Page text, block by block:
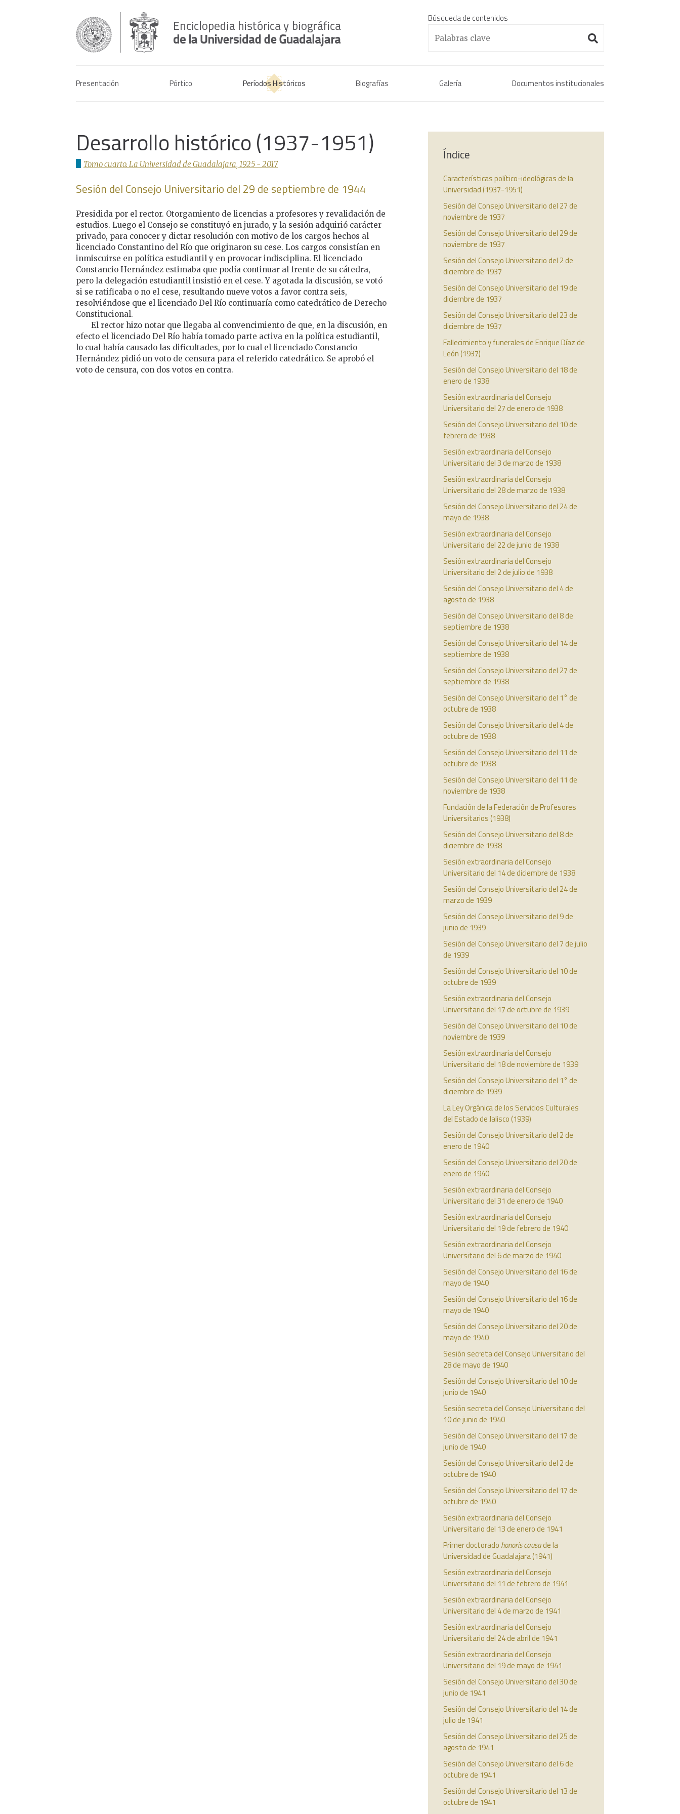
Búsqueda de contenidos
Presentación Pórtico Períodos Históricos Biografías Galería Documentos institucionales
Índice
Características político-ideológicas de la
Universidad (1937-1951)
Sesión del Consejo Universitario del 27 de
noviembre de 1937
Sesión del Consejo Universitario del 29 de
noviembre de 1937
Sesión del Consejo Universitario del 2 de
diciembre de 1937
Sesión del Consejo Universitario del 19 de
diciembre de 1937
Sesión del Consejo Universitario del 23 de
diciembre de 1937
Fallecimiento y funerales de Enrique Díaz de
León (1937)
Sesión del Consejo Universitario del 18 de
enero de 1938
Sesión extraordinaria del Consejo
Universitario del 27 de enero de 1938
Sesión del Consejo Universitario del 10 de
febrero de 1938
Sesión extraordinaria del Consejo
Universitario del 3 de marzo de 1938
Sesión extraordinaria del Consejo
Universitario del 28 de marzo de 1938
Sesión del Consejo Universitario del 24 de
mayo de 1938
Sesión extraordinaria del Consejo
Universitario del 22 de junio de 1938
Sesión extraordinaria del Consejo
Universitario del 2 de julio de 1938
Sesión del Consejo Universitario del 4 de
agosto de 1938
Sesión del Consejo Universitario del 8 de
septiembre de 1938
Sesión del Consejo Universitario del 14 de
septiembre de 1938
Sesión del Consejo Universitario del 27 de
septiembre de 1938
Sesión del Consejo Universitario del 1° de
octubre de 1938
Sesión del Consejo Universitario del 4 de
octubre de 1938
Sesión del Consejo Universitario del 11 de
octubre de 1938
Sesión del Consejo Universitario del 11 de
noviembre de 1938
Fundación de la Federación de Profesores
Universitarios (1938)
Sesión del Consejo Universitario del 8 de
diciembre de 1938
Sesión extraordinaria del Consejo
Universitario del 14 de diciembre de 1938
Sesión del Consejo Universitario del 24 de
marzo de 1939
Sesión del Consejo Universitario del 9 de
junio de 1939
Sesión del Consejo Universitario del 7 de julio
de 1939
Sesión del Consejo Universitario del 10 de
octubre de 1939
Sesión extraordinaria del Consejo
Universitario del 17 de octubre de 1939
Sesión del Consejo Universitario del 10 de
noviembre de 1939
Sesión extraordinaria del Consejo
Universitario del 18 de noviembre de 1939
Sesión del Consejo Universitario del 1° de
diciembre de 1939
La Ley Orgánica de los Servicios Culturales
del Estado de Jalisco (1939)
Sesión del Consejo Universitario del 2 de
enero de 1940
Sesión del Consejo Universitario del 20 de
enero de 1940
Sesión extraordinaria del Consejo
Universitario del 31 de enero de 1940
Sesión extraordinaria del Consejo
Universitario del 19 de febrero de 1940
Sesión extraordinaria del Consejo
Universitario del 6 de marzo de 1940
Sesión del Consejo Universitario del 16 de
mayo de 1940
Sesión del Consejo Universitario del 16 de
mayo de 1940
Sesión del Consejo Universitario del 20 de
mayo de 1940
Sesión secreta del Consejo Universitario del
28 de mayo de 1940
Sesión del Consejo Universitario del 10 de
junio de 1940
Sesión secreta del Consejo Universitario del
10 de junio de 1940
Sesión del Consejo Universitario del 17 de
junio de 1940
Sesión del Consejo Universitario del 2 de
octubre de 1940
Sesión del Consejo Universitario del 17 de
octubre de 1940
Sesión extraordinaria del Consejo
Universitario del 13 de enero de 1941
Primer doctorado honoris causade la
Universidad de Guadalajara (1941)
Sesión extraordinaria del Consejo
Universitario del 11 de febrero de 1941
Sesión extraordinaria del Consejo
Universitario del 4 de marzo de 1941
Sesión extraordinaria del Consejo
Universitario del 24 de abril de 1941
Sesión extraordinaria del Consejo
Universitario del 19 de mayo de 1941
Sesión del Consejo Universitario del 30 de
junio de 1941
Sesión del Consejo Universitario del 14 de
julio de 1941
Sesión del Consejo Universitario del 25 de
agosto de 1941
Sesión del Consejo Universitario del 6 de
octubre de 1941
Sesión del Consejo Universitario del 13 de
octubre de 1941
Desarrollo histórico (1937-1951)
Tomo cuarto. La Universidad de Guadalajara, 1925 - 2017
Sesión del Consejo Universitario del 29 de septiembre de 1944
Presidida por el rector. Otorgamiento de licencias a profesores y revalidación de
estudios. Luego el Consejo se constituyó en jurado, y la sesión adquirió carácter
privado, para conocer y dictar resolución con motivo de los cargos hechos al
licenciado Constantino del Río que originaron su cese. Los cargos consistían en
inmiscuirse en política estudiantil y en provocar indisciplina. El licenciado
Constancio Hernández estimaba que podía continuar al frente de su cátedra,
pero la delegación estudiantil insistió en el cese. Y agotada la discusión, se votó
si se ratificaba o no el cese, resultando nueve votos a favor contra seis,
resolviéndose que el licenciado Del Río continuaría como catedrático de Derecho
Constitucional.
El rector hizo notar que llegaba al convencimiento de que, en la discusión, en
efecto el licenciado Del Río había tomado parte activa en la política estudiantil,
lo cual había causado las dificultades, por lo cual el licenciado Constancio
Hernández pidió un voto de censura para el referido catedrático. Se aprobó el
voto de censura, con dos votos en contra.